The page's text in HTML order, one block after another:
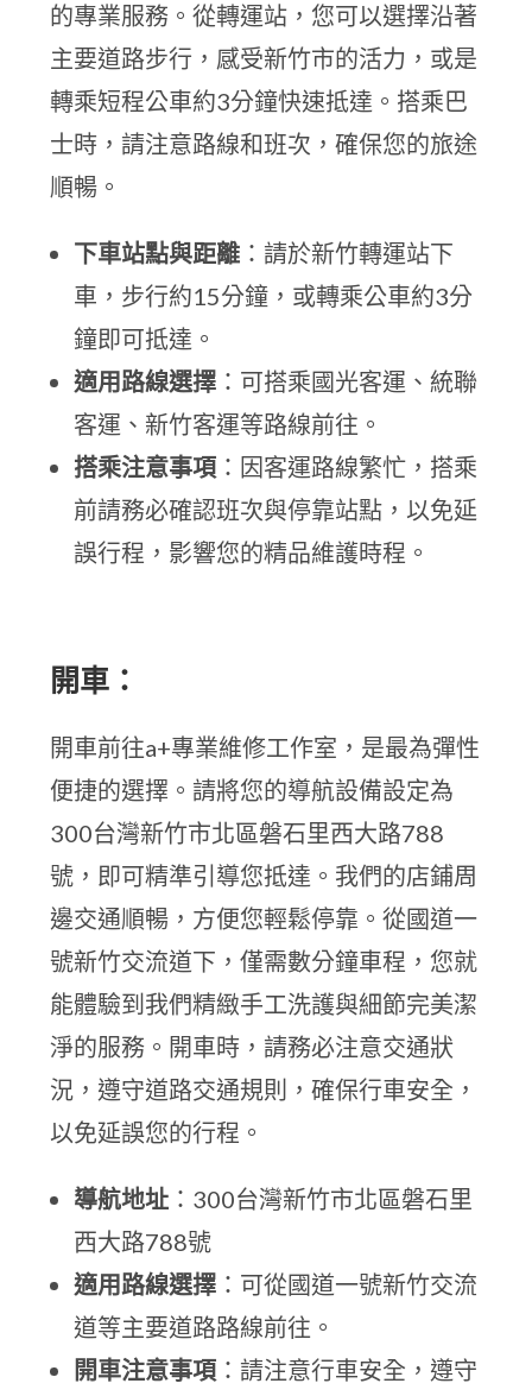
的專業服務。從轉運站，您可以選擇沿著
主要道路步行，感受新竹市的活力，或是
轉乘短程公車約3分鐘快速抵達。搭乘巴
士時，請注意路線和班次，確保您的旅途
順暢。
下車站點與距離 ：請於新竹轉運站下
車，步行約15分鐘，或轉乘公車約3分
鐘即可抵達。
適用路線選擇 ：可搭乘國光客運、統聯
客運、新竹客運等路線前往。
搭乘注意事項 ：因客運路線繁忙，搭乘
前請務必確認班次與停靠站點，以免延
誤行程，影響您的精品維護時程。
開車：
開車前往a+專業維修工作室，是最為彈性
便捷的選擇。請將您的導航設備設定為
300台灣新竹市北區磐石里西大路788
號，即可精準引導您抵達。我們的店鋪周
邊交通順暢，方便您輕鬆停靠。從國道一
號新竹交流道下，僅需數分鐘車程，您就
能體驗到我們精緻手工洗護與細節完美潔
淨的服務。開車時，請務必注意交通狀
況，遵守道路交通規則，確保行車安全，
以免延誤您的行程。
導航地址 ：300台灣新竹市北區磐石里
西大路788號
適用路線選擇 ：可從國道一號新竹交流
道等主要道路路線前往。
開車注意事項 ：請注意行車安全，遵守